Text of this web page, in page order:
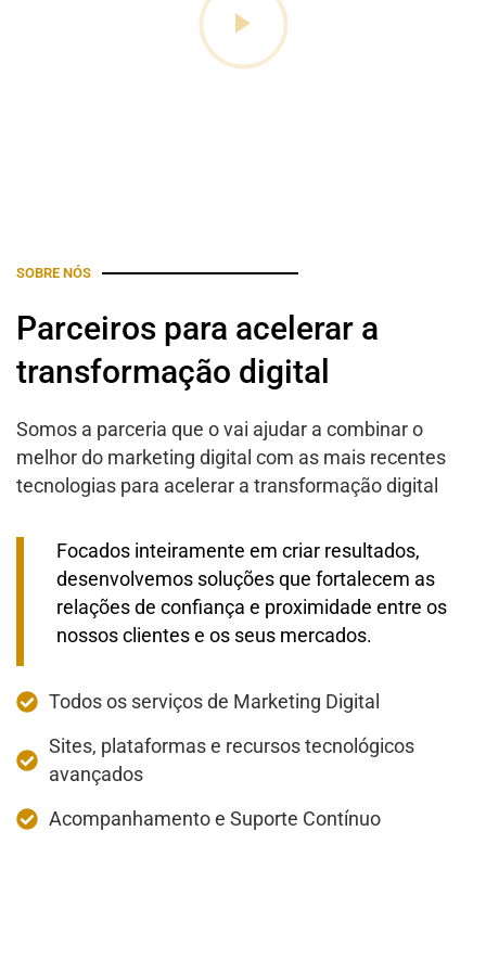
SOBRE NÓS
Parceiros para acelerar a
transformação digital
Somos a parceria que o vai ajudar a combinar o
melhor do marketing digital com as mais recentes
tecnologias para acelerar a transformação digital
Focados inteiramente em criar resultados,
desenvolvemos soluções que fortalecem as
relações de confiança e proximidade entre os
nossos clientes e os seus mercados.
Todos os serviços de Marketing Digital
Sites, plataformas e recursos tecnológicos
avançados
Acompanhamento e Suporte Contínuo